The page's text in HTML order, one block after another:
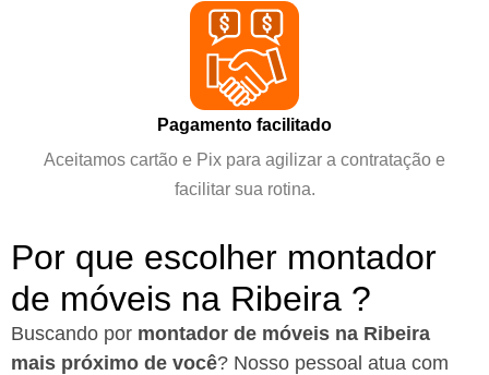
Pagamento facilitado
Aceitamos cartão e Pix para agilizar a contratação e
facilitar sua rotina.
Por que escolher montador
de móveis na Ribeira ?​
Buscando por montador de móveis na Ribeira
mais próximo de você? Nosso pessoal atua com